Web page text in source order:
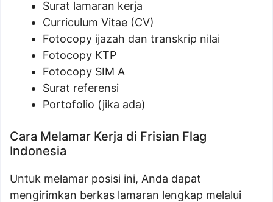
Surat lamaran kerja
Curriculum Vitae (CV)
Fotocopy ijazah dan transkrip nilai
Fotocopy KTP
Fotocopy SIM A
Surat referensi
Portofolio (jika ada)
Cara Melamar Kerja di Frisian Flag
Indonesia
Untuk melamar posisi ini, Anda dapat
mengirimkan berkas lamaran lengkap melalui